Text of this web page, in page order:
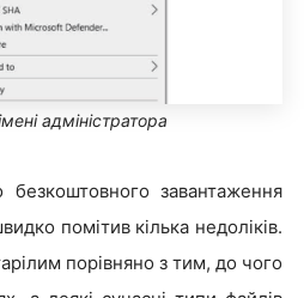
адміністратора
безкоштовного завантаження
помітив кілька недоліків.
порівняно з тим, до чого